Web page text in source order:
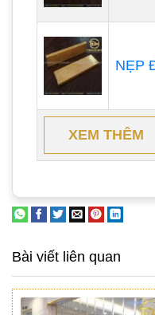
NẸP
XEM THÊM
Bài viết liên quan